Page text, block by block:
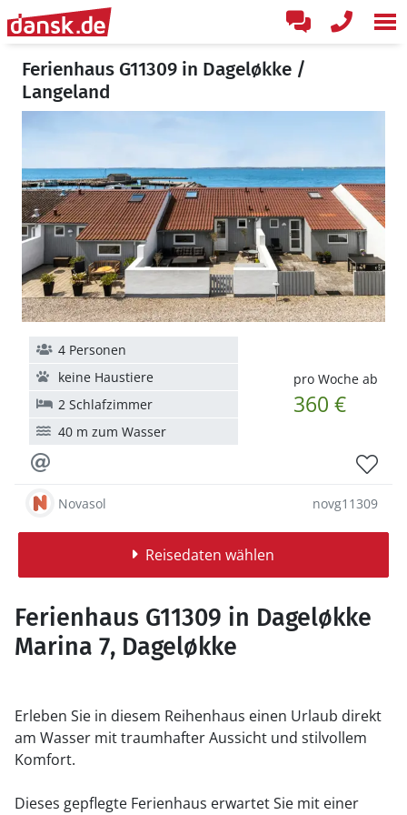
Ferienhaus G11309 in Dageløkke /
Langeland
pro Woche ab
360 €
4 Personen
keine Haustiere
2 Schlafzimmer
40 m zum Wasser
Novasol novg11309
Reisedaten wählen
Ferienhaus G11309 in Dageløkke
Marina 7, Dageløkke
Erleben Sie in diesem Reihenhaus einen Urlaub direkt
am Wasser mit traumhafter Aussicht und stilvollem
Komfort.
Dieses gepflegte Ferienhaus erwartet Sie mit einer